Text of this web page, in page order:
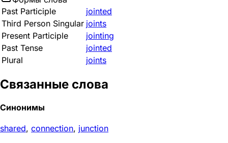
Past Participle
jointed
Third Person Singular joints
Present Participle
jointing
Past Tense
jointed
Plural
joints
Связанные слова
Синонимы
shared, connection, junction